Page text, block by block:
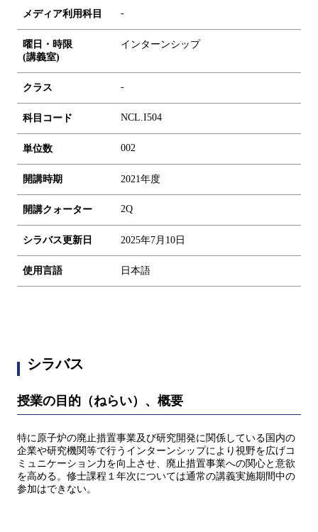
メディア利用科目 -
曜日・時限
(講義室)
インターンシップ
クラス -
科目コード NCL.I504
単位数 002
開講時期 2021年度
開講クォーター 2Q
シラバス更新日 2025年7月10日
使用言語 日本語
シラバス
授業の目的（ねらい）、概要
特に原子炉の廃止措置事業及び研究開発に関係している国内の
企業や研究機関等で行うインターンシップにより視野を広げコ
ミュニケーション力を向上させ、廃止措置事業への関心と意欲
を高める。修士課程１年次については通常の講義実施期間中の
参加はできない。